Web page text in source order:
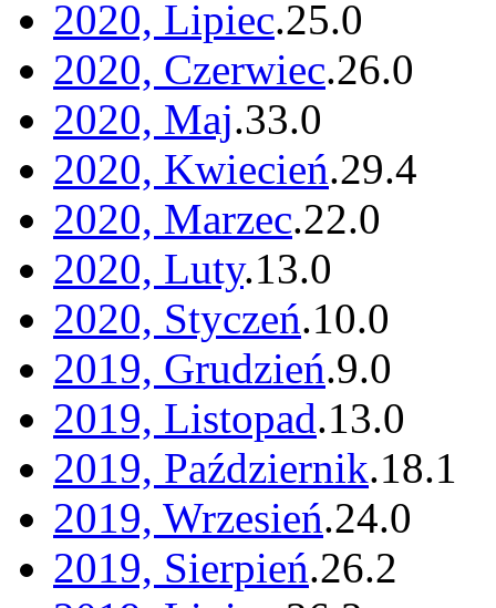
2020, Lipiec.25.0
2020, Czerwiec.26.0
2020, Maj.33.0
2020, Kwiecień.29.4
2020, Marzec.22.0
2020, Luty.13.0
2020, Styczeń.10.0
2019, Grudzień.9.0
2019, Listopad.13.0
2019, Październik.18.1
2019, Wrzesień.24.0
2019, Sierpień.26.2